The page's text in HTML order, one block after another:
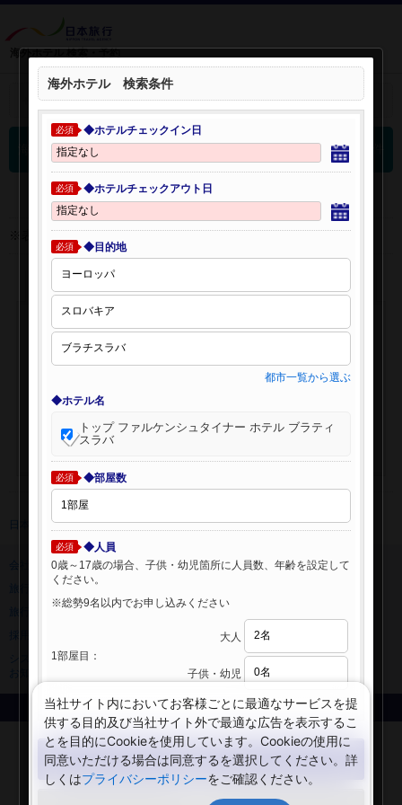
海外ホテル 検索・予約
検索条件を開く：
海外ホテル 検索結果
※表示金額はオンライン予約時の金額です。
日本旅行 トップ>海外ホテル>海外ホテル検索
会社情報
プライバシーポリシー
旅行業登録票・約款
ニュースリリース
サイトマップ
システムメンテナンスの
Copyright © NIPPON TRAVEL AGENCY Co.,LTD. All rights reserved.
海外ホテル 検索条件
必須 ◆ホテルチェックイン日
必須 ◆ホテルチェックアウト日
必須 ◆目的地
都市一覧から選ぶ
◆ホテル名
トップ ファルケンシュタイナー ホテル ブラティ
スラバ
必須 ◆部屋数
必須
◆人員
0歳～17歳の場合、子供・幼児箇所に人員数、年齢を設定して
ください。
※総勢9名以内でお申し込みください
1部屋目：
大人
子供・幼児
検索する
閉じる
当社サイト内においてお客様ごとに最適なサービスを提
供する目的及び当社サイト外で最適な広告を表示するこ
とを目的にCookieを使用しています。Cookieの使用に
同意いただける場合は同意するを選択してください。詳
しくはプライバシーポリシーをご確認ください。